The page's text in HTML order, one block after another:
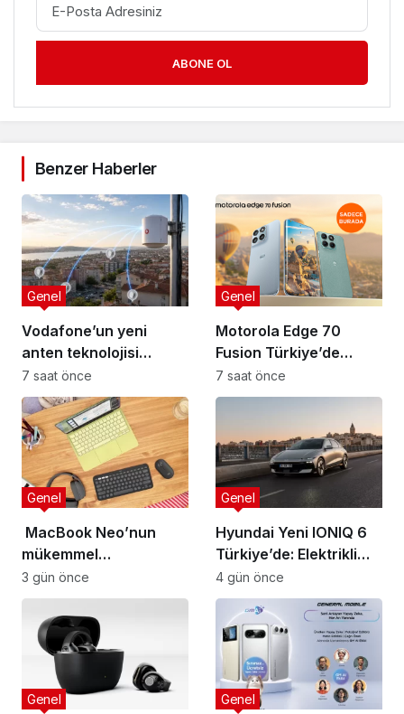
ABONE OL
Benzer Haberler
Vodafone’un yeni
anten teknolojisi
Türkiye’de
Genel
7 saat önce
Motorola Edge 70
Fusion Türkiye’de
Hepsiburada ile ön
satışa açıldı
Genel
7 saat önce
MacBook Neo’nun
mükemmel
tamamlayıcısı: Logitech
aksesuar koleksiyonu
Genel
3 gün önce
Hyundai Yeni IONIQ 6
Türkiye’de: Elektrikli
mobiliteye yeni boyut
Genel
4 gün önce
Genel Genel